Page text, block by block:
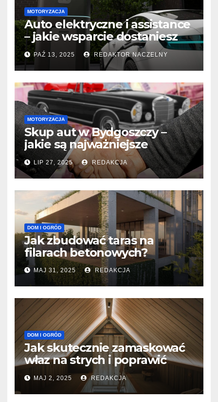
MOTORYZACJA
Auto elektryczne i assistance
– jakie wsparcie dostaniesz
na drodze?
PAŹ 13, 2025 REDAKTOR NACZELNY
MOTORYZACJA
Skup aut w Bydgoszczy –
jakie są najważniejsze
korzyści?
LIP 27, 2025 REDAKCJA
DOM I OGRÓD
Jak zbudować taras na
filarach betonowych?
MAJ 31, 2025 REDAKCJA
DOM I OGRÓD
Jak skutecznie zamaskować
właz na strych i poprawić
estetykę pomieszczenia?
MAJ 2, 2025 REDAKCJA